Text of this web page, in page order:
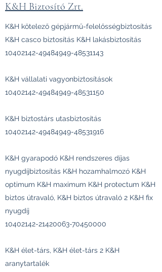
K&H Biztosító Zrt.
K&H kötelező gépjármű-felelősségbiztosítás
K&H casco biztosítás K&H lakásbiztosítás
10402142-49484949-48531143
K&H vállalati vagyonbiztosítások
10402142-49484949-48531150
K&H biztostárs utasbiztosítás
10402142-49484949-48531916
K&H gyarapodó K&H rendszeres díjas
nyugdíjbiztosítás K&H hozamhalmozó K&H
optimum K&H maximum K&H protectum K&H
biztos útravaló, K&H biztos útravaló 2 K&H fix
nyugdíj
10402142-21420063-70450000
K&H élet-társ, K&H élet-társ 2 K&H
aranytartalék